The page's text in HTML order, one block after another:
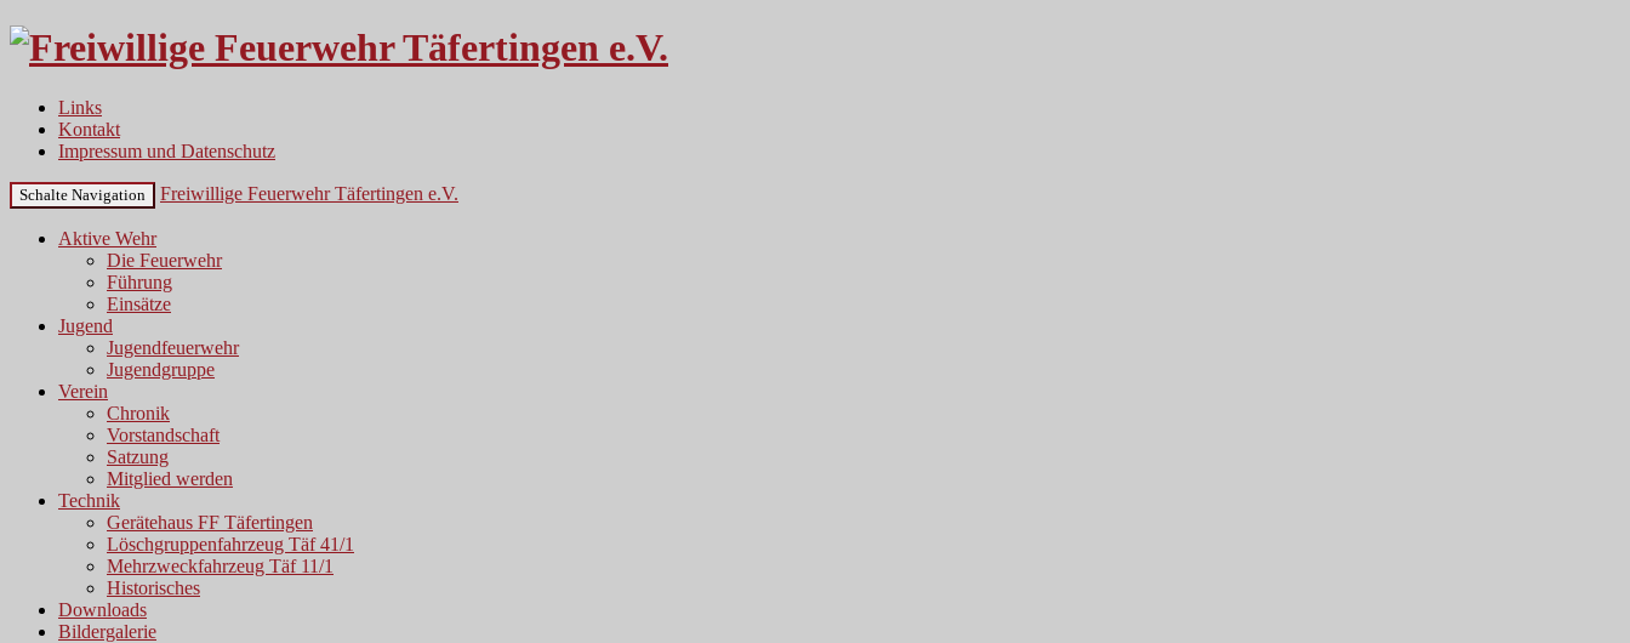
Links
Kontakt
Impressum und Datenschutz
Schalte Navigation Freiwillige Feuerwehr Täfertingen e.V.
Aktive Wehr
Die Feuerwehr
Führung
Einsätze
Jugend
Jugendfeuerwehr
Jugendgruppe
Verein
Chronik
Vorstandschaft
Satzung
Mitglied werden
Technik
Gerätehaus FF Täfertingen
Löschgruppenfahrzeug Täf 41/1
Mehrzweckfahrzeug Täf 11/1
Historisches
Downloads
Bildergalerie